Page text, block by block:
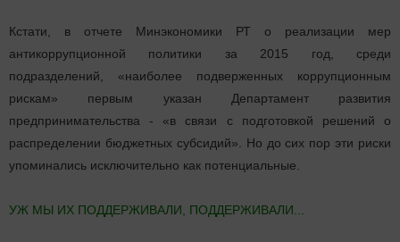
Кстати, в отчете Минэкономики РТ о реализации мер
антикоррупционной политики за 2015 год, среди
подразделений, «наиболее подверженных коррупционным
рискам» первым указан Департамент развития
предпринимательства - «в связи с подготовкой решений о
распределении бюджетных субсидий». Но до сих пор эти риски
упоминались исключительно как потенциальные.
УЖ МЫ ИХ ПОДДЕРЖИВАЛИ, ПОДДЕРЖИВАЛИ...